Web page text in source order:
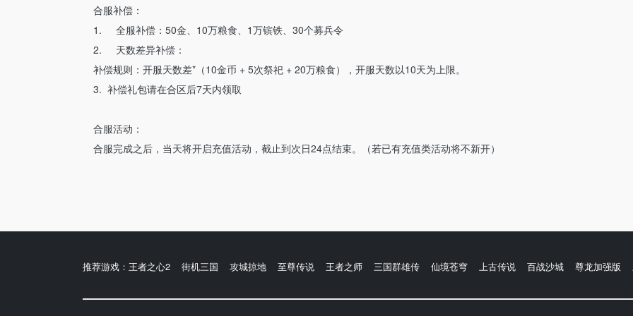
合服补偿：
1. 全服补偿：50金、10万粮食、1万镔铁、30个募兵令
2. 天数差异补偿：
补偿规则：开服天数差*（10金币 + 5次祭祀 + 20万粮食），开服天数以10天为上限。
3. 补偿礼包请在合区后7天内领取‍‍‍‍‍‍‍‍‍‍‍‍‍‍‍‍
合服活动：
合服完成之后，当天将开启充值活动，截止到次日24点结束。（若已有充值类活动将不新开）
推荐游戏： 王者之心2 街机三国 攻城掠地 至尊传说 王者之师 三国群雄传 仙境苍穹 上古传说 百战沙城 尊龙加强版